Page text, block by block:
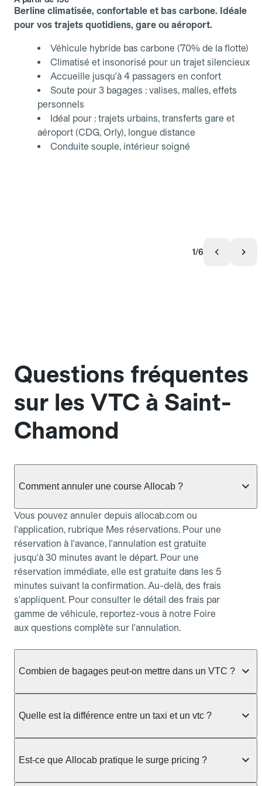
Berline climatisée, confortable et bas carbone. Idéale
pour vos trajets quotidiens, gare ou aéroport.
Véhicule hybride bas carbone (70% de la flotte)
Climatisé et insonorisé pour un trajet silencieux
Accueille jusqu'à 4 passagers en confort
Soute pour 3 bagages : valises, malles, effets
personnels
Idéal pour : trajets urbains, transferts gare et
aéroport (CDG, Orly), longue distance
Conduite souple, intérieur soigné
1/6
Questions fréquentes
sur les VTC à Saint-
Chamond
Comment annuler une course Allocab ?
Vous pouvez annuler depuis allocab.com ou
l'application, rubrique Mes réservations. Pour une
réservation à l'avance, l'annulation est gratuite
jusqu'à 30 minutes avant le départ. Pour une
réservation immédiate, elle est gratuite dans les 5
minutes suivant la confirmation. Au-delà, des frais
s'appliquent. Pour consulter le détail des frais par
gamme de véhicule, reportez-vous à notre Foire
aux questions complète sur l'annulation.
Combien de bagages peut-on mettre dans un VTC ?
réservée :
Berline, Green, Berline Affaires, VAO : jusqu'à 3
Moto-taxi : jusqu'à 2 bagages cabine TPMR : 1
bagage
Quelle est la différence entre un taxi et un vtc ?
dans la rue ou à une station, avec un tarif calculé au
Est-ce que Allocab pratique le surge pricing ?